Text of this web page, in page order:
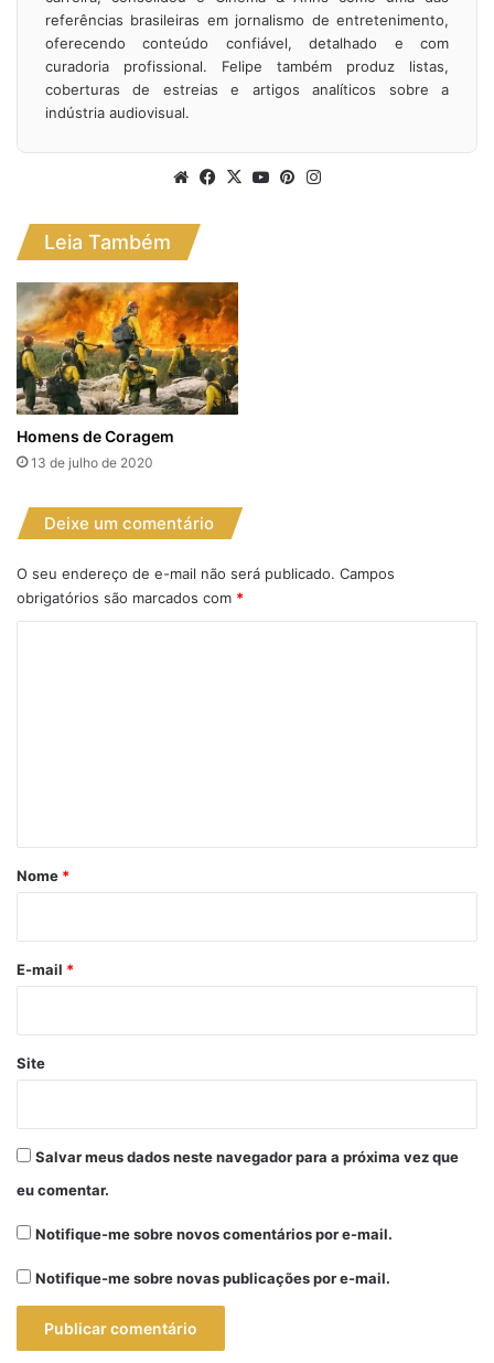
referências brasileiras em jornalismo de entretenimento,
oferecendo conteúdo confiável, detalhado e com
curadoria profissional. Felipe também produz listas,
coberturas de estreias e artigos analíticos sobre a
indústria audiovisual.
WebsiteFacebook
X YouTubePinterest
Leia Também
Homens de Coragem
13 de julho de 2020
Deixe um comentário
O seu endereço de e-mail não será publicado. Campos
obrigatórios são marcados com *
r
*
Nome *
E-mail *
Site
Salvar meus dados neste navegador para a próxima vez que
eu comentar.
Notifique-me sobre novos comentários por e-mail.
Notifique-me sobre novas publicações por e-mail.